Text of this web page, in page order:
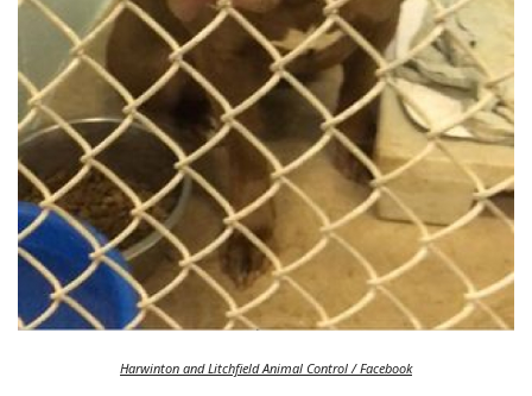
Harwinton and Litchfield Animal Control / Facebook